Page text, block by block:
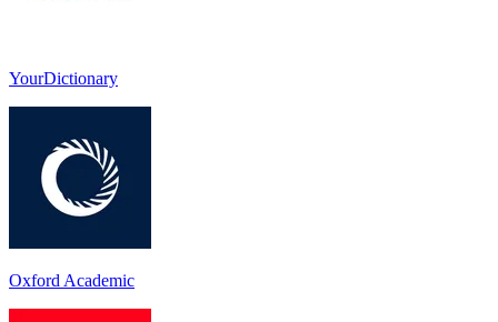
YourDictionary
Oxford Academic